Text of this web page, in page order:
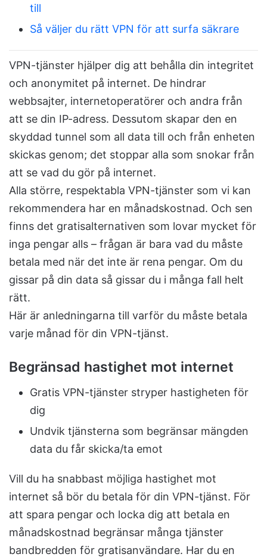
till
Så väljer du rätt VPN för att surfa säkrare
VPN-tjänster hjälper dig att behålla din integritet
och anonymitet på internet. De hindrar
webbsajter, internetoperatörer och andra från
att se din IP-adress. Dessutom skapar den en
skyddad tunnel som all data till och från enheten
skickas genom; det stoppar alla som snokar från
att se vad du gör på internet.
Alla större, respektabla VPN-tjänster som vi kan
rekommendera har en månadskostnad. Och sen
finns det gratisalternativen som lovar mycket för
inga pengar alls – frågan är bara vad du måste
betala med när det inte är rena pengar. Om du
gissar på din data så gissar du i många fall helt
rätt.
Här är anledningarna till varför du måste betala
varje månad för din VPN-tjänst.
Begränsad hastighet mot internet
Gratis VPN-tjänster stryper hastigheten för
dig
Undvik tjänsterna som begränsar mängden
data du får skicka/ta emot
Vill du ha snabbast möjliga hastighet mot
internet så bör du betala för din VPN-tjänst. För
att spara pengar och locka dig att betala en
månadskostnad begränsar många tjänster
bandbredden för gratisanvändare. Har du en